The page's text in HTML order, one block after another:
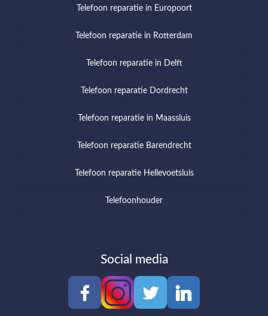
Telefoon reparatie in Europoort
Telefoon reparatie in Rotterdam
Telefoon reparatie in Delft
Telefoon reparatie Dordrecht
Telefoon reparatie in Maassluis
Telefoon reparatie Barendrecht
Telefoon reparatie Hellevoetsluis
Telefoonhouder
Social media